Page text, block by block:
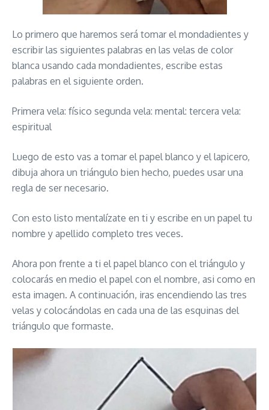
Lo primero que haremos será tomar el mondadientes y
escribir las siguientes palabras en las velas de color
blanca usando cada mondadientes, escribe estas
palabras en el siguiente orden.
Primera vela: físico segunda vela: mental: tercera vela:
espiritual
Luego de esto vas a tomar el papel blanco y el lapicero,
dibuja ahora un triángulo bien hecho, puedes usar una
regla de ser necesario.
Con esto listo mentalízate en ti y escribe en un papel tu
nombre y apellido completo tres veces.
Ahora pon frente a ti el papel blanco con el triángulo y
colocarás en medio el papel con el nombre, asi como en
esta imagen. A continuación, iras encendiendo las tres
velas y colocándolas en cada una de las esquinas del
triángulo que formaste.